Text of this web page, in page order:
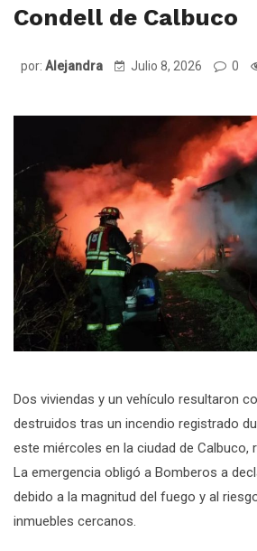
Condell de Calbuco
por: Alejandra Julio 8, 2026 0
Dos viviendas y un vehículo resultaron
destruidos tras un incendio registrado
este miércoles en la ciudad de Calbuco,
La emergencia obligó a Bomberos a
debido a la magnitud del fuego y al
inmuebles cercanos.